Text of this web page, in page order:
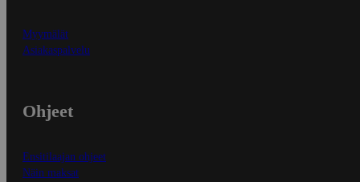
Myymälät
Asiakaspalvelu
Ohjeet
Ensitilaajan ohjeet
Näin maksat